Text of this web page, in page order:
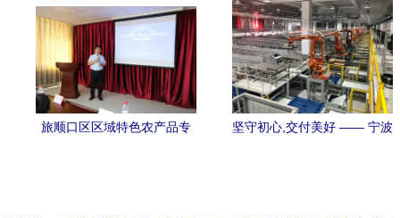
旅顺口区区域特色农产品专
坚守初心,交付美好 —— 宁波